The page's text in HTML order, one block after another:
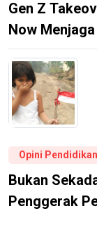
Gen Z
Now
Opini Pendidikan
Bukan
Penggerak